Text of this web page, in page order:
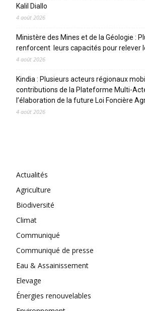
Kalil Diallo
4 août 2026
Ministère des Mines et de la Géologie :
renforcent leurs capacités pour relever
4 août 2026
Kindia : Plusieurs acteurs régionaux
contributions de la Plateforme Multi-
l’élaboration de la future Loi Foncière
4 août 2026
Actualités
Agriculture
Biodiversité
Climat
Communiqué
Communiqué de presse
Eau & Assainissement
Elevage
Énergies renouvelables